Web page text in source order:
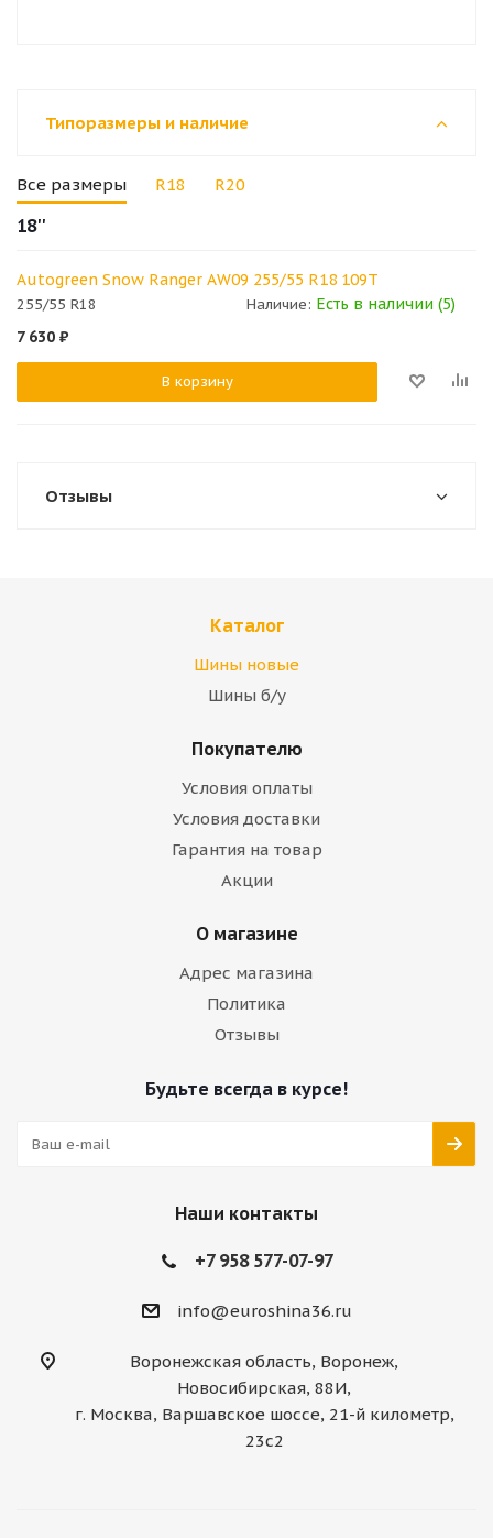
Типоразмеры и наличие
Все размеры R18 R20
18''
Autogreen Snow Ranger AW09 255/55 R18 109T
255/55 R18 Наличие: Есть в наличии (5)
7 630 ₽
В корзину
Отзывы
Каталог
Шины новые
Шины б/у
Покупателю
Условия оплаты
Условия доставки
Гарантия на товар
Акции
О магазине
Адрес магазина
Политика
Отзывы
Будьте всегда в курсе!
Наши контакты
+7 958 577-07-97
info@euroshina36.ru
Воронежская область, Воронеж,
Новосибирская, 88И,
г. Москва, Варшавское шоссе, 21-й километр,
23с2